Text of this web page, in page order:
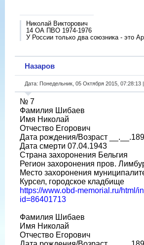
Николай Викторович
14 ОА ПВО 1974-1976
У России только два союзника - это
Назаров
Дата: Понедельник, 05 Октября 2015,
№ 7
Фамилия Шибаев
Имя Николай
Отчество Егорович
Дата рождения/Возраст
Дата смерти 07.04.1943
Страна захоронения Бельгия
Регион захоронения пров.
Место захоронения
Курсел, городское кладбище
https://www.obd-memorial.ru/html/
id=86401713
Фамилия Шибаев
Имя Николай
Отчество Егорович